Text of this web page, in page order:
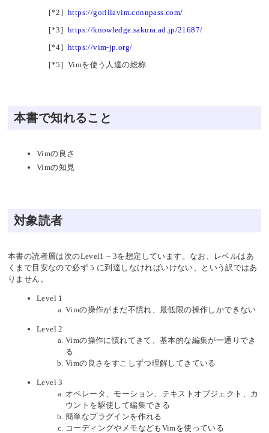
[*2] https://gorillavim.connpass.com/
[*3] https://knowledge.sakura.ad.jp/21687/
[*4] https://vim-jp.org/
[*5] Vimを使う人達の総称
本書で知れること
Vimの良さ
Vimの知見
対象読者
本書の読者層は次のLevel1 ~ 3を想定しています。なお、レベルはあ
くまで目安なので必ず 5 に到達しなければいけない、という訳ではあ
りません。
Level 1
Vimの操作がまだ不慣れ、最低限の操作しかできない
Level 2
Vimの操作に慣れてきて、基本的な編集が一通りでき
る
Vimの良さをすこしずつ理解してきている
Level 3
オペレータ、モーション、テキストオブジェクト、カ
ウントを駆使して編集できる
簡単なプラグインを作れる
コーディングやメモなどもVimを使っている